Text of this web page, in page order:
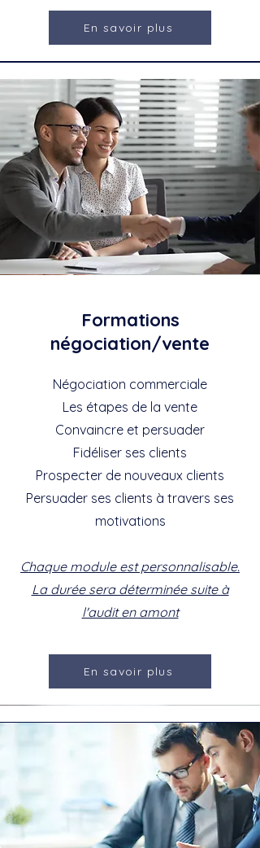
En savoir plus
Formations
négociation/vente
Négociation commerciale
Les étapes de la vente
Convaincre et persuader
Fidéliser ses clients
Prospecter de nouveaux clients
Persuader ses clients à travers ses
motivations
Chaque module est personnalisable.
La durée sera déterminée suite à
l'audit en amont
En savoir plus